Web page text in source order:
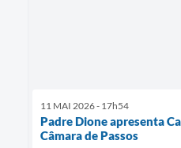
11 MAI 2026 - 17h54
Padre Dione apresenta
Câmara de Passos